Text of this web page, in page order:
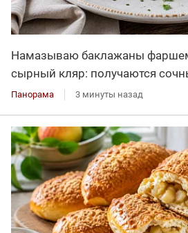
Намазываю баклажаны
сырный кляр: получаются
Панорама 3 минуты назад